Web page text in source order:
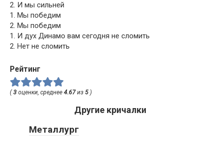
2. И мы сильней
1. Мы победим
2. Мы победим
1. И дух Динамо вам сегодня не сломить
2. Нет не сломить
Рейтинг
(3 оценки, среднее 4.67из 5 )
Другие кричалки
Металлург